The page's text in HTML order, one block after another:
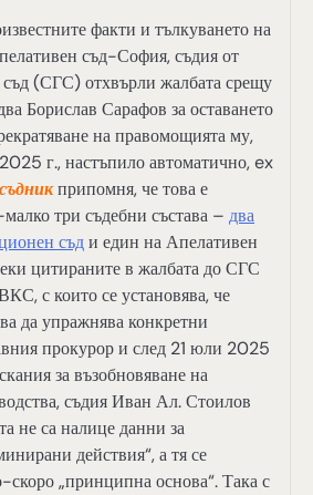
факти и тълкуването на
съд-София, съдия от
(СГС) отхвърли жалбата срещу
Борислав Сарафов за оставането
на правомощията му,
г., настъпило автоматично, ex
припомня, че това е
три съдебни състава – два
съди един на Апелативен
цитираните в жалбата до СГС
с които се установява, че
да упражнява конкретни
прокурор и след 21 юли 2025
за възобновяване на
съдия Иван Ал. Стоилов
не са налице данни за
действия“, а тя се
„принципна основа“. Така с